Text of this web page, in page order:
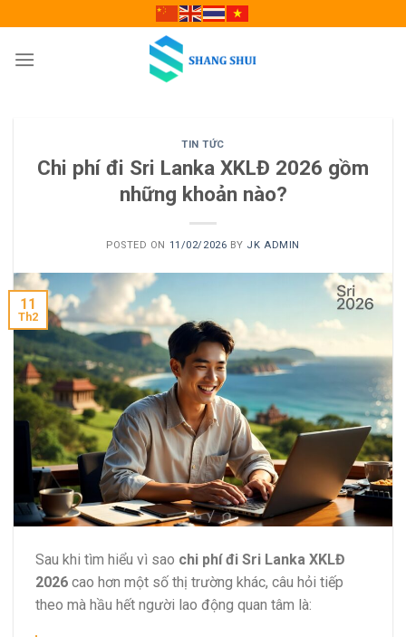
to
content
TIN TỨC
Chi phí đi Sri Lanka XKLĐ 2026 gồm
những khoản nào?
POSTED ON 11/02/2026 BY JK ADMIN
11
Th2
Sau khi tìm hiểu vì sao chi phí đi Sri Lanka XKLĐ
2026 cao hơn một số thị trường khác, câu hỏi tiếp
theo mà hầu hết người lao động quan tâm là: